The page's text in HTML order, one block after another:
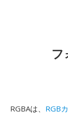
フ
RGBAは、 RGB